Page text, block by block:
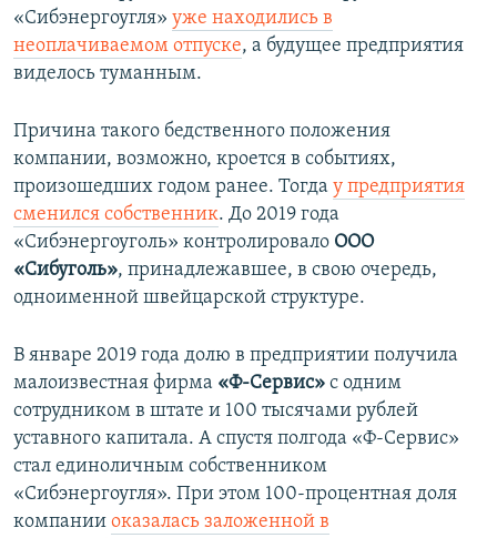
«Сибэнергоугля» уже находились в
неоплачиваемом отпуске, а будущее предприятия
виделось туманным.
Причина такого бедственного положения
компании, возможно, кроется в событиях,
произошедших годом ранее. Тогда у предприятия
сменился собственник. До 2019 года
«Сибэнергоуголь» контролировало ООО
«Сибуголь», принадлежавшее, в свою очередь,
одноименной швейцарской структуре.
В январе 2019 года долю в предприятии получила
малоизвестная фирма «Ф-Сервис» с одним
сотрудником в штате и 100 тысячами рублей
уставного капитала. А спустя полгода «Ф-Сервис»
стал единоличным собственником
«Сибэнергоугля». При этом 100-процентная доля
компании оказалась заложенной в